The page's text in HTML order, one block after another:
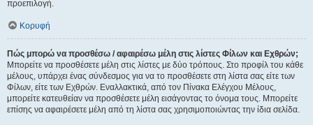
προεπιλογή.
Κορυφή
Πώς μπορώ να προσθέσω / αφαιρέσω μέλη στις λίστες Φίλων και Εχθρών;
Μπορείτε να προσθέσετε μέλη στις λίστες με δύο τρόπους. Στο προφίλ του κάθε
μέλους, υπάρχει ένας σύνδεσμος για να το προσθέσετε στη λίστα σας είτε των
Φίλων, είτε των Εχθρών. Εναλλακτικά, από τον Πίνακα Ελέγχου Μέλους,
μπορείτε κατευθείαν να προσθέσετε μέλη εισάγοντας το όνομα τους. Μπορείτε
επίσης να αφαιρέσετε μέλη από τη λίστα σας χρησιμοποιώντας την ίδια σελίδα.